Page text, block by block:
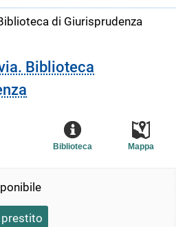
di Giurisprudenza
Biblioteca
Mappa
Biblioteca
prestito